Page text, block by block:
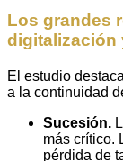
Los grandes
digitalización
El estudio
a la continuidad
Sucesión.
más crítico.
pérdida de